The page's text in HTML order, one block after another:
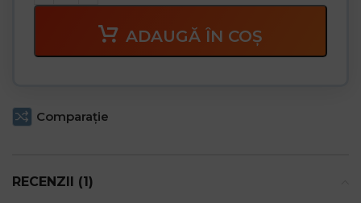
ADAUGĂ ÎN COȘ
Comparaţie
RECENZII (1)